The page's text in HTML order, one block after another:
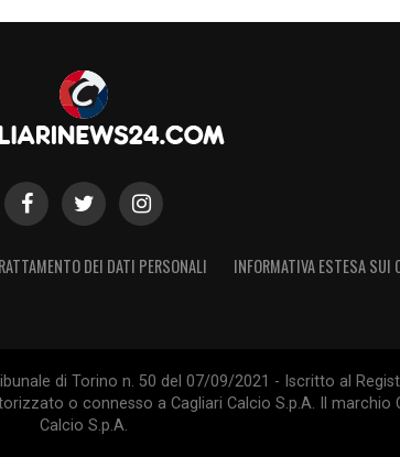
DEI DATI PERSONALI INFORMATIVA ESTESA SUI
di Torino n. 50 del 07/09/2021 - Iscritto al
o connesso a Cagliari Calcio S.p.A. Il marchio
Calcio S.p.A.